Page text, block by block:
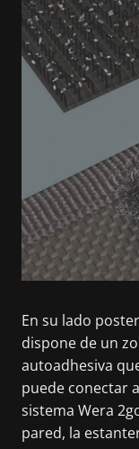
En su lado
dispone de un
autoadhesiva
puede conectar
sistema Wera
pared, la